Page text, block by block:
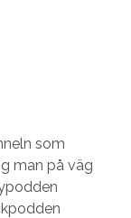
som
man på väg